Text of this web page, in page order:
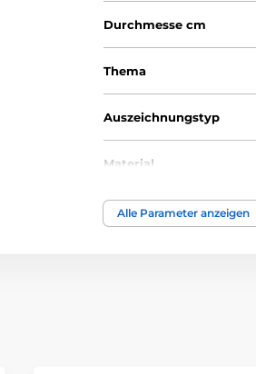
Durchmesse cm
Thema
Auszeichnungstyp
Material
Alle Parameter anzeigen